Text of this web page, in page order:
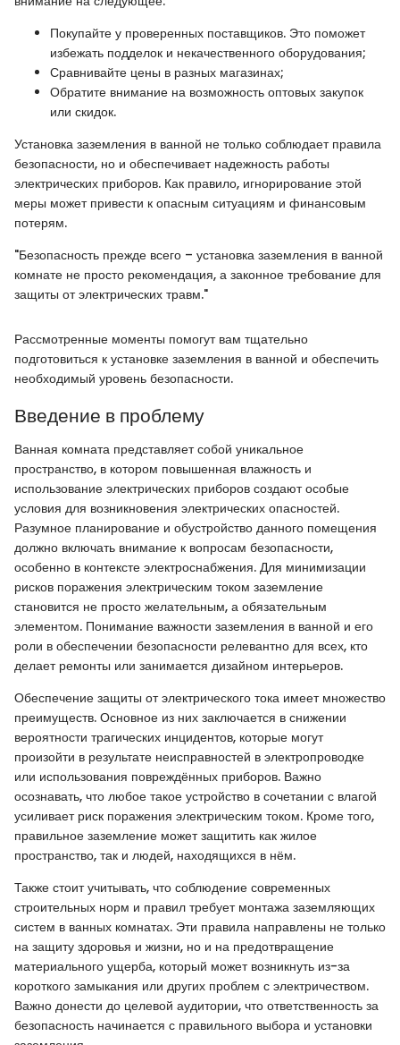
Покупайте у проверенных поставщиков. Это поможет
избежать подделок и некачественного оборудования;
Сравнивайте цены в разных магазинах;
Обратите внимание на возможность оптовых закупок
или скидок.
Установка заземления в ванной не только соблюдает правила
безопасности, но и обеспечивает надежность работы
электрических приборов. Как правило, игнорирование этой
меры может привести к опасным ситуациям и финансовым
потерям.
"Безопасность прежде всего – установка заземления в ванной
комнате не просто рекомендация, а законное требование для
защиты от электрических травм."
Рассмотренные моменты помогут вам тщательно
подготовиться к установке заземления в ванной и обеспечить
необходимый уровень безопасности.
Введение в проблему
Ванная комната представляет собой уникальное
пространство, в котором повышенная влажность и
использование электрических приборов создают особые
условия для возникновения электрических опасностей.
Разумное планирование и обустройство данного помещения
должно включать внимание к вопросам безопасности,
особенно в контексте электроснабжения. Для минимизации
рисков поражения электрическим током заземление
становится не просто желательным, а обязательным
элементом. Понимание важности заземления в ванной и его
роли в обеспечении безопасности релевантно для всех, кто
делает ремонты или занимается дизайном интерьеров.
Обеспечение защиты от электрического тока имеет множество
преимуществ. Основное из них заключается в снижении
вероятности трагических инцидентов, которые могут
произойти в результате неисправностей в электропроводке
или использования повреждённых приборов. Важно
осознавать, что любое такое устройство в сочетании с влагой
усиливает риск поражения электрическим током. Кроме того,
правильное заземление может защитить как жилое
пространство, так и людей, находящихся в нём.
Также стоит учитывать, что соблюдение современных
строительных норм и правил требует монтажа заземляющих
систем в ванных комнатах. Эти правила направлены не только
на защиту здоровья и жизни, но и на предотвращение
материального ущерба, который может возникнуть из-за
короткого замыкания или других проблем с электричеством.
Важно донести до целевой аудитории, что ответственность за
безопасность начинается с правильного выбора и установки